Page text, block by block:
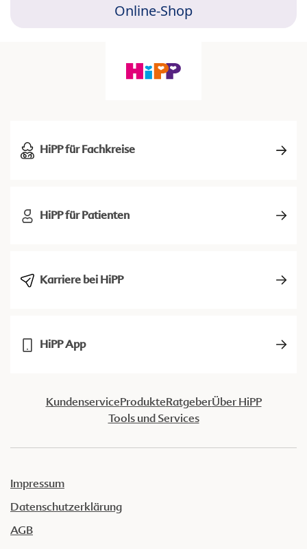
Online-Shop
HiPP für Fachkreise
HiPP für Patienten
Karriere bei HiPP
HiPP App
KundenserviceProdukteRatgeberÜber HiPP
Tools und Services
Impressum
Datenschutzerklärung
AGB